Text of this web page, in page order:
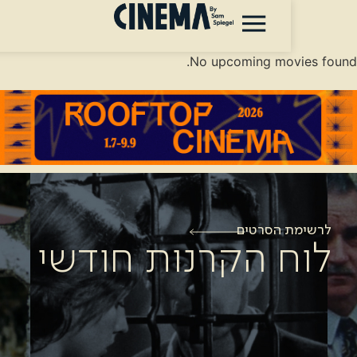
No upcoming
הסרטים
הקרנות חודשי